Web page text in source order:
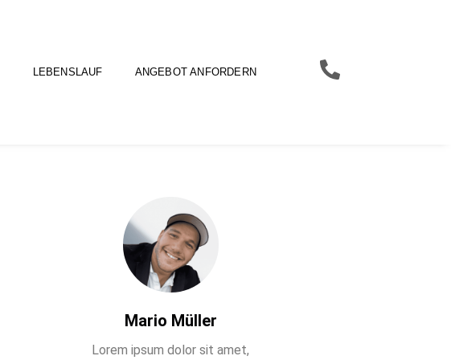
LEBENSLAUF ANGEBOT ANFORDERN
Mario Müller
Lorem ipsum dolor sit amet,